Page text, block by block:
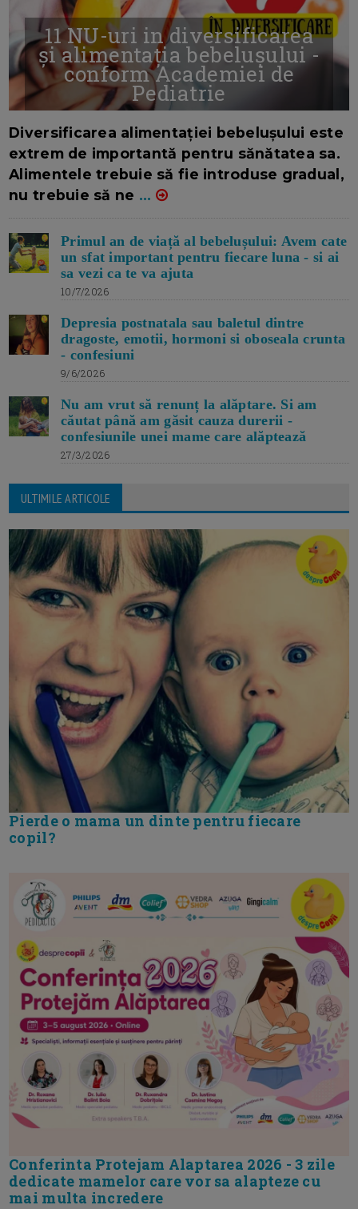
11 NU-uri in diversificarea
și alimentația bebelușului -
conform Academiei de
Pediatrie
Diversificarea alimentației bebelușului este
extrem de importantă pentru sănătatea sa.
Alimentele trebuie să fie introduse gradual,
nu trebuie să ne ...
Primul an de viață al bebelușului: Avem cate
un sfat important pentru fiecare luna - si ai
sa vezi ca te va ajuta
10/7/2026
Depresia postnatala sau baletul dintre
dragoste, emotii, hormoni si oboseala crunta
- confesiuni
9/6/2026
Nu am vrut să renunț la alăptare. Si am
căutat până am găsit cauza durerii -
confesiunile unei mame care alăptează
27/3/2026
ULTIMILE ARTICOLE
Pierde o mama un dinte pentru fiecare
copil?
Conferinta Protejam Alaptarea 2026 - 3 zile
dedicate mamelor care vor sa alapteze cu
mai multa incredere